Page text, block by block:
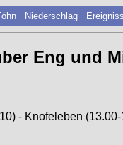
Niederschlag
Eng und
- Knofeleben